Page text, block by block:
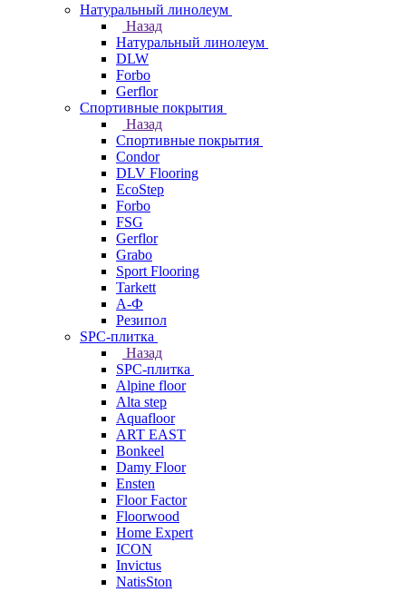
Натуральный линолеум
Назад
Натуральный линолеум
DLW
Forbo
Gerflor
Спортивные покрытия
Назад
Спортивные покрытия
Condor
DLV Flooring
EcoStep
Forbo
FSG
Gerflor
Grabo
Sport Flooring
Tarkett
А-Ф
Резипол
SPC-плитка
Назад
SPC-плитка
Alpine floor
Alta step
Aquafloor
ART EAST
Bonkeel
Damy Floor
Ensten
Floor Factor
Floorwood
Home Expert
ICON
Invictus
NatisSton